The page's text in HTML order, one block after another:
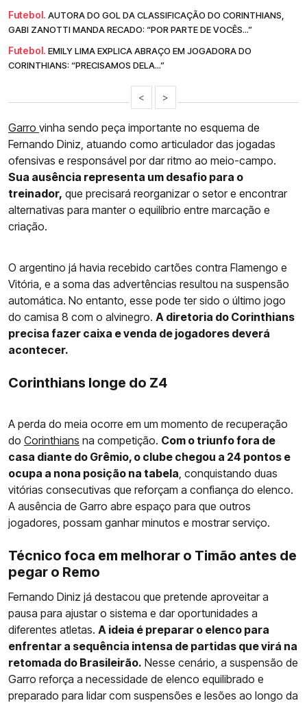
Futebol. AUTORA DO GOL DA CLASSIFICAÇÃO DO CORINTHIANS,
GABI ZANOTTI MANDA RECADO: “POR PARTE DE VOCÊS...”
Futebol. EMILY LIMA EXPLICA ABRAÇO EM JOGADORA DO
CORINTHIANS: “PRECISAMOS DELA...”
< >
Garro vinha sendo peça importante no esquema de
Fernando Diniz, atuando como articulador das jogadas
ofensivas e responsável por dar ritmo ao meio-campo.
Sua ausência representa um desafio para o
treinador, que precisará reorganizar o setor e encontrar
alternativas para manter o equilíbrio entre marcação e
criação.
O argentino já havia recebido cartões contra Flamengo e
Vitória, e a soma das advertências resultou na suspensão
automática. No entanto, esse pode ter sido o último jogo
do camisa 8 com o alvinegro. A diretoria do Corinthians
precisa fazer caixa e venda de jogadores deverá
acontecer.
Corinthians longe do Z4
A perda do meia ocorre em um momento de recuperação
do Corinthians na competição. Com o triunfo fora de
casa diante do Grêmio, o clube chegou a 24 pontos e
ocupa a nona posição na tabela , conquistando duas
vitórias consecutivas que reforçam a confiança do elenco.
A ausência de Garro abre espaço para que outros
jogadores, possam ganhar minutos e mostrar serviço.
Técnico foca em melhorar o Timão antes de
pegar o Remo
Fernando Diniz já destacou que pretende aproveitar a
pausa para ajustar o sistema e dar oportunidades a
diferentes atletas. A ideia é preparar o elenco para
enfrentar a sequência intensa de partidas que virá na
retomada do Brasileirão. Nesse cenário, a suspensão de
Garro reforça a necessidade de elenco equilibrado e
preparado para lidar com suspensões e lesões ao longo da